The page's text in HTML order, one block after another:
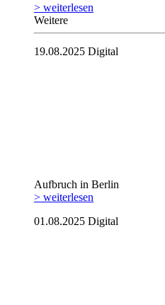
> weiterlesen
Weitere
19.08.2025 Digital
Aufbruch in Berlin
> weiterlesen
01.08.2025 Digital